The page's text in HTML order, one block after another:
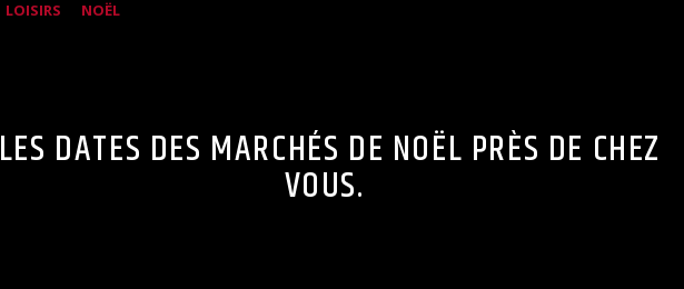
LOISIRS NOËL
LES DATES DES MARCHÉS DE NOËL PRÈS DE CHEZ
VOUS.